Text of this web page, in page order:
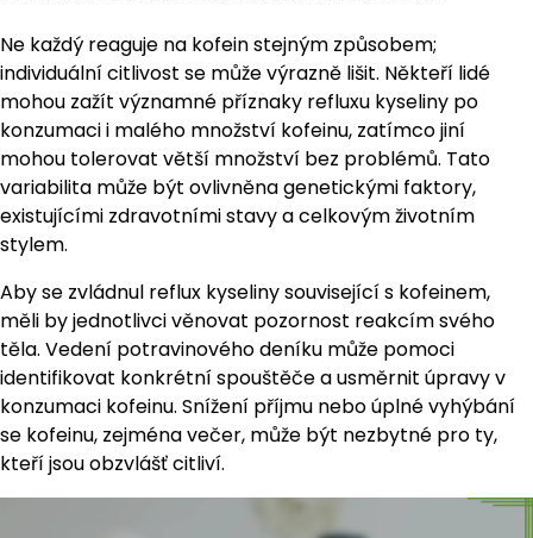
Ne každý reaguje na kofein stejným způsobem;
individuální citlivost se může výrazně lišit. Někteří lidé
mohou zažít významné příznaky refluxu kyseliny po
konzumaci i malého množství kofeinu, zatímco jiní
mohou tolerovat větší množství bez problémů. Tato
variabilita může být ovlivněna genetickými faktory,
existujícími zdravotními stavy a celkovým životním
stylem.
Aby se zvládnul reflux kyseliny související s kofeinem,
měli by jednotlivci věnovat pozornost reakcím svého
těla. Vedení potravinového deníku může pomoci
identifikovat konkrétní spouštěče a usměrnit úpravy v
konzumaci kofeinu. Snížení příjmu nebo úplné vyhýbání
se kofeinu, zejména večer, může být nezbytné pro ty,
kteří jsou obzvlášť citliví.